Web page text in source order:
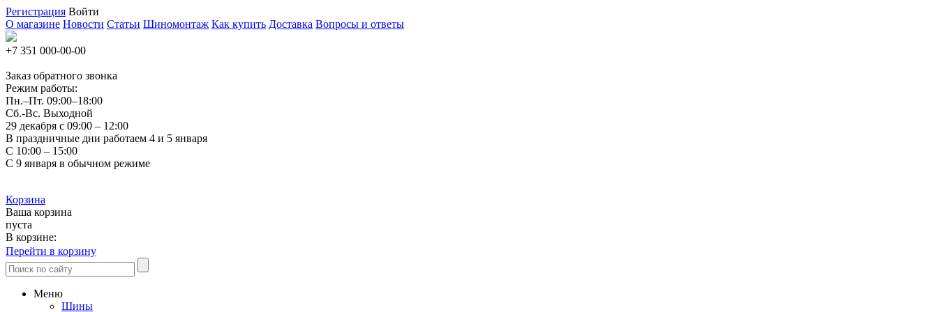
Регистрация Войти
О магазине Новости Статьи Шиномонтаж Как купить Доставка Вопросы и ответы
+7 351 000-00-00
Заказ обратного звонка
Режим работы:
Пн.–Пт. 09:00–18:00
Сб.-Вс. Выходной
29 декабря с 09:00 – 12:00
В праздничные дни работаем 4 и 5 января
С 10:00 – 15:00
С 9 января в обычном режиме
Корзина
Ваша корзина
пуста
В корзине:
Перейти в корзину
Меню
Шины